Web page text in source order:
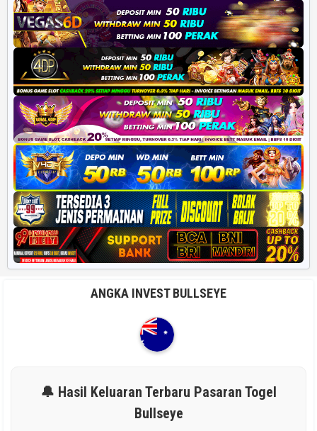
ANGKA INVEST BULLSEYE
🔔 Hasil Keluaran Terbaru Pasaran Togel
Bullseye